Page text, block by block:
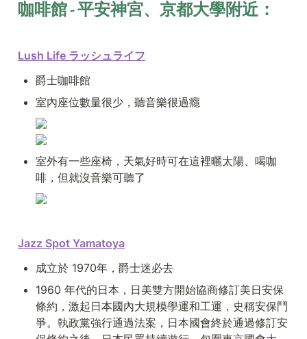
咖啡館 - 平安神宮、京都大學附近：
Lush Life ラッシュライフ
爵士咖啡館
室內座位數量很少，聽音樂很過癮
室外有一些座椅，天氣好時可在這裡曬太陽、喝咖
啡，但就沒音樂可聽了
Jazz Spot Yamatoya
成立於 1970年，爵士迷必去
1960 年代的日本，日美雙方開始協商修訂美日安保
條約，激起日本國內大規模學運和工運，史稱安保鬥
爭。執政黨強行通過法案，日本國會終於通過修訂安